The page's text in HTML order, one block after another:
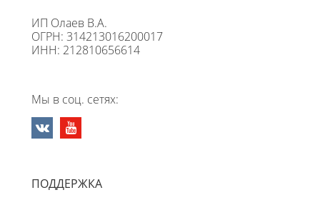
ИП Олаев В.А.
ОГРН: 314213016200017
ИНН: 212810656614
Мы в соц. сетях:
ПОДДЕРЖКА